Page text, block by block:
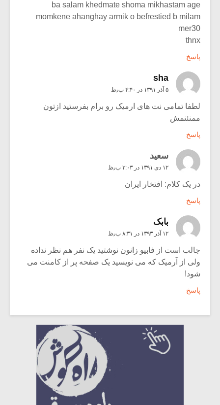
ba salam khedmate shoma mikhastam age
momkene ahanghay armik o befrestied b milam
mer30
thnx
پاسخ
sha
۵ آذر ۱۳۹۱ در ۴:۴۰ ب٫ظ
لطفا تمامی نت های ارمیک رو برام بفرستید ازتون
ممنئنمش
پاسخ
سعید
۱۲ دی ۱۳۹۱ در ۳:۰۳ ب٫ظ
در یک کلام: افتخار ایران
پاسخ
بابک
۱۲ آذر ۱۳۹۳ در ۸:۳۱ ب٫ظ
جالب است از فابیو زانون نوشتید یک نفر هم نظر نداده
ولی از آرمیک که می نویسید یک صفحه پر از کامنت می
شود!
پاسخ